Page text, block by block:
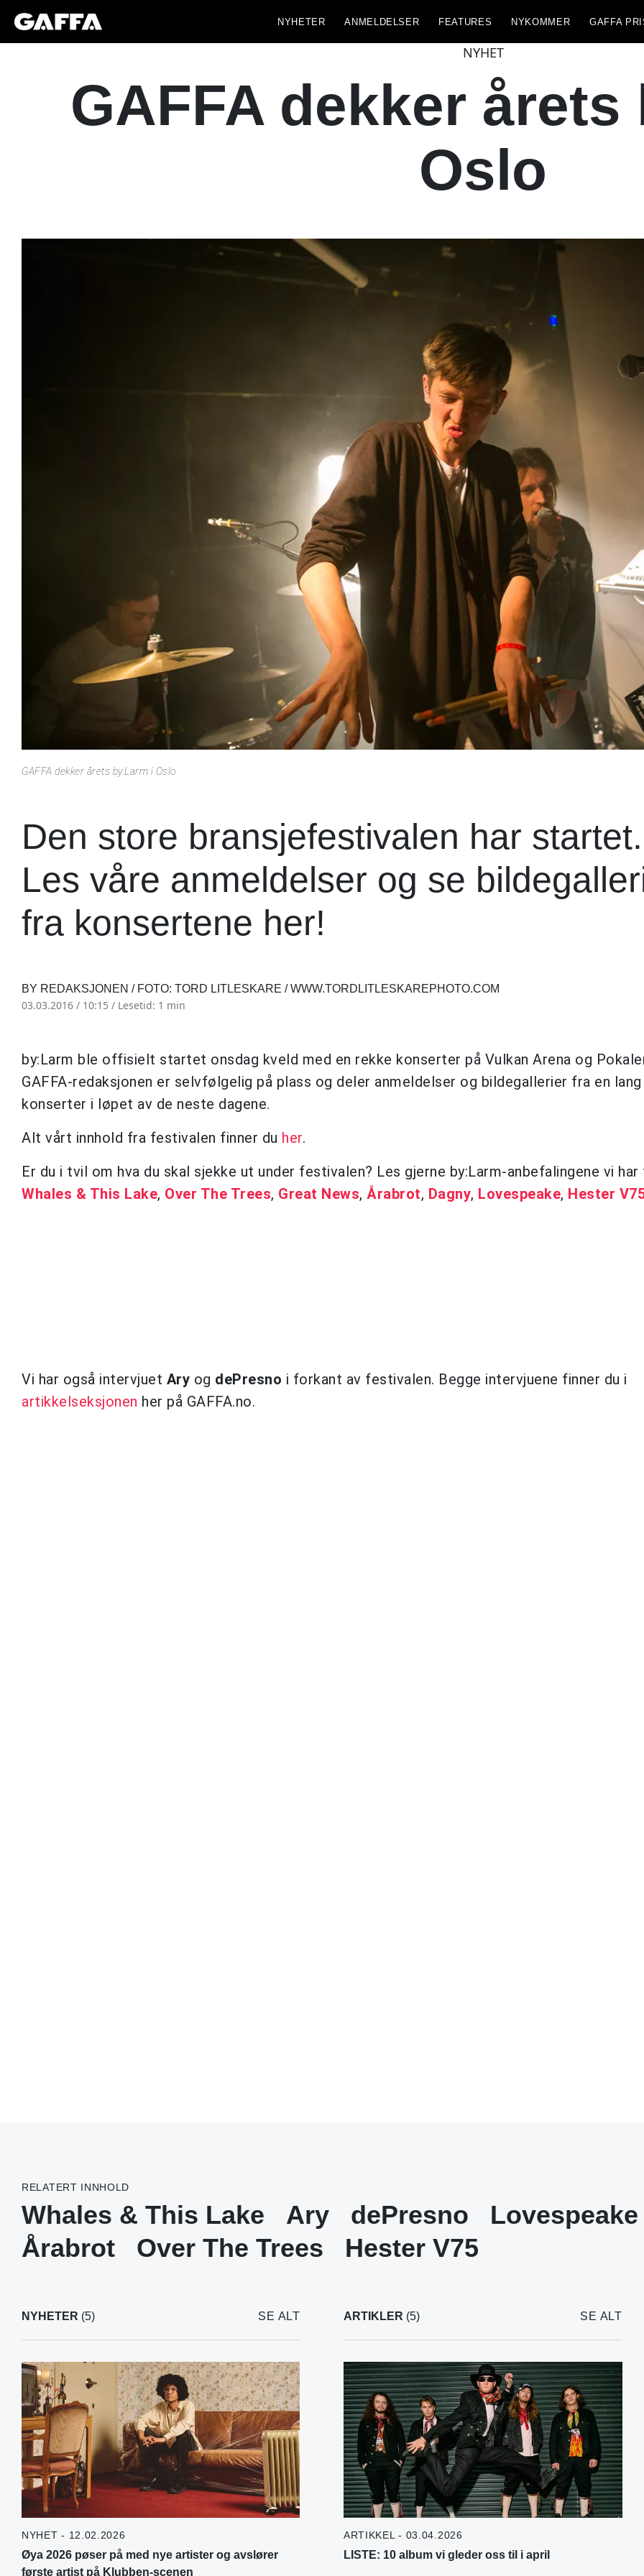
NYHETER ANMELDELSER FEATURES NYKOMMER GAFFA
NYHET
GAFFA dekker
Oslo
GAFFA dekker årets by:Larm i Oslo
Den store bransjefestivalen har startet.
Les våre anmeldelser og se
fra konsertene her!
BY REDAKSJONEN / FOTO: TORD LITLESKARE / WWW.TORDLITLESKAREPHOTO.COM
03.03.2016 / 10:15 / Lesetid: 1 min
by:Larm ble offisielt startet onsdag kveld med en rekke konserter på Vulkan Arena og
GAFFA-redaksjonen er selvfølgelig på plass og deler anmeldelser og bildegallerier fra en
konserter i løpet av de neste dagene.
Alt vårt innhold fra festivalen finner du her.
Er du i tvil om hva du skal sjekke ut under festivalen? Les gjerne by:Larm-anbefalingene vi
Whales & This Lake, Over The Trees, Great News, Årabrot, Dagny, Lovespeake, Hester
Vi har også intervjuet Ary og dePresno i forkant av festivalen. Begge intervjuene finner du i
artikkelseksjonen her på GAFFA.no.
RELATERT INNHOLD
Whales & This Lake Ary dePresno
Lovespeake
Årabrot
Over The Trees Hester V75
NYHETER (5) SE ALT
NYHET - 12.02.2026
Øya 2026 pøser på med nye artister og avslører
første artist på Klubben-scenen
ARTIKLER (5) SE ALT
ARTIKKEL - 03.04.2026
LISTE: 10 album vi gleder oss til i april